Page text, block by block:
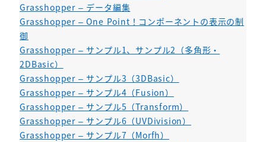
Grasshopper – データ編集
Grasshopper – One Point！コンポーネントの表示の制
御
Grasshopper – サンプル1、サンプル2（多角形・
2DBasic）
Grasshopper – サンプル3（3DBasic）
Grasshopper – サンプル4（Fusion）
Grasshopper – サンプル5（Transform）
Grasshopper – サンプル6（UVDivision）
Grasshopper – サンプル7（Morfh）